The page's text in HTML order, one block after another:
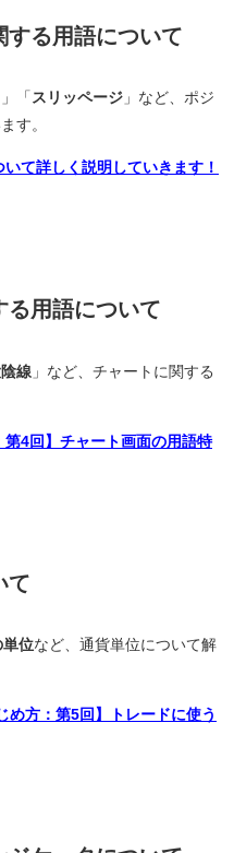
する用語について
」「 スリッページ 」など、ポジ
す。
て詳しく説明していきます！
る用語について
線 」など、チャートに関する
4回】チャート画面の用語特
て
単位など、通貨単位について解
方：第5回】トレードに使う